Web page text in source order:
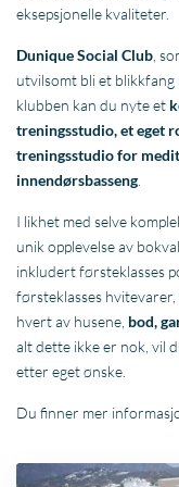
eksepsjonelle kvaliteter.
Dunique Social Club ,
utvilsomt bli et
klubben kan du nyte et
treningsstudio, et eget
treningsstudio for
innendørsbasseng
I likhet med selve
unik opplevelse av
inkludert førsteklasses
førsteklasses
hvert av husene, bod,
alt dette ikke er nok, vil
etter eget ønske.
Du finner mer